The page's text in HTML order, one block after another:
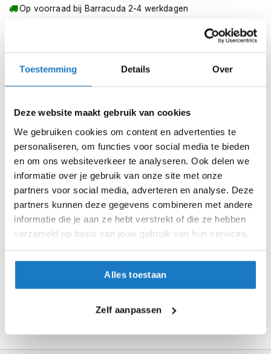
Toestemming Details Over
Deze website maakt gebruik van cookies
We gebruiken cookies om content en advertenties te
personaliseren, om functies voor social media te bieden
en om ons websiteverkeer te analyseren. Ook delen we
informatie over je gebruik van onze site met onze
partners voor social media, adverteren en analyse. Deze
partners kunnen deze gegevens combineren met andere
informatie die je aan ze hebt verstrekt of die ze hebben
verzameld op basis van jouw gebruik van hun services.
Alles toestaan
Zelf aanpassen
m
e
l
e
m
o
t
o
r
h
e
m
e
n
F
p
k
h
Op voorraad bij Barracuda 2-4 werkdagen
Levertijd onbekend, neem eventueel contact met ons op
Niet meer leverbaar
Zo werkt Reserveren & Passen
Controleer de winkelvoorraad in bovenstaande tabel.
Voeg het product toe aan je winkelwagen en klik op "Ik
ga bestellen".
Selecteer je winkel bij "Vrijblijvende winkelreservering"
en rond je bestelling af.
Seintje ontvangen via e-mail? Kom je artikelen passen in
de winkel.
Alles naar tevredenheid? Betaal in de winkel.